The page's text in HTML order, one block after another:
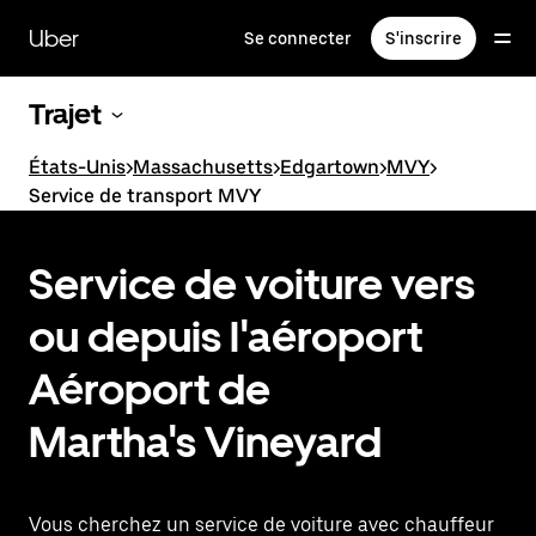
contenu
principal
Uber Se connecter S'inscrire
Trajet
États-Unis>Massachusetts>Edgartown>MVY>
Service de transport MVY
Service de voiture vers
ou depuis l'aéroport
Aéroport de
Martha's Vineyard
Vous cherchez un service de voiture avec chauffeur